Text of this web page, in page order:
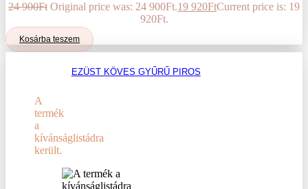
24 900Ft Original price was: 24 900Ft.19 920FtCurrent price is: 19
920Ft.
Kosárba teszem
EZÜST KÖVES GYŰRŰ PIROS
A
termék
a
kívánságlistádra
került.